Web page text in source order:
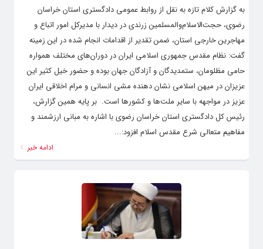
به گزارش کلام تازه به نقل از روابط عمومی دادگستری استان خراسان
رضوی، حجت‌الاسلام‌والمسلمین زرندی در دیدار با مدیرکل امور اتباع و
مهاجرین خارجی استان، ضمن تقدیر از اقدامات انجام شده در این زمینه
گفت: نظام مقدس جمهوری اسلامی ایران در دوران‌های مختلف همواره
حامی مظلومان، ستمدیدگان و آزادگان جهان بوده و حضور خیل کثیر این
عزیزان در میهن اسلامی نشان دهنده مشی انسانی و مرام اخلاقی ایران
عزیز در مواجهه با سایر ملت‌ها و کشورها است. ‌ بر پایه همین گزارش،
رئیس کل دادگستری استان خراسان رضوی با اشاره به مبانی ارزشمند و
مفاهیم متعالی شرع مقدس اسلام افزود:...
ادامه خبر